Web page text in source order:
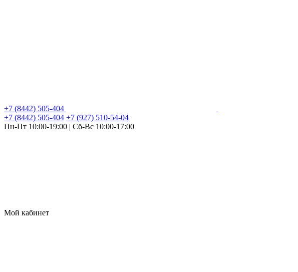
+7 (8442) 505-404
+7 (8442) 505-404 +7 (927) 510-54-04
Пн-Пт 10:00-19:00 | Сб-Вс 10:00-17:00
Мой кабинет